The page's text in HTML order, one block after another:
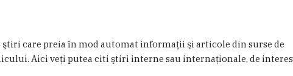
care preia în mod automat informaţii şi articole din surse de
Aici veţi putea citi ştiri interne sau internaţionale, de interes